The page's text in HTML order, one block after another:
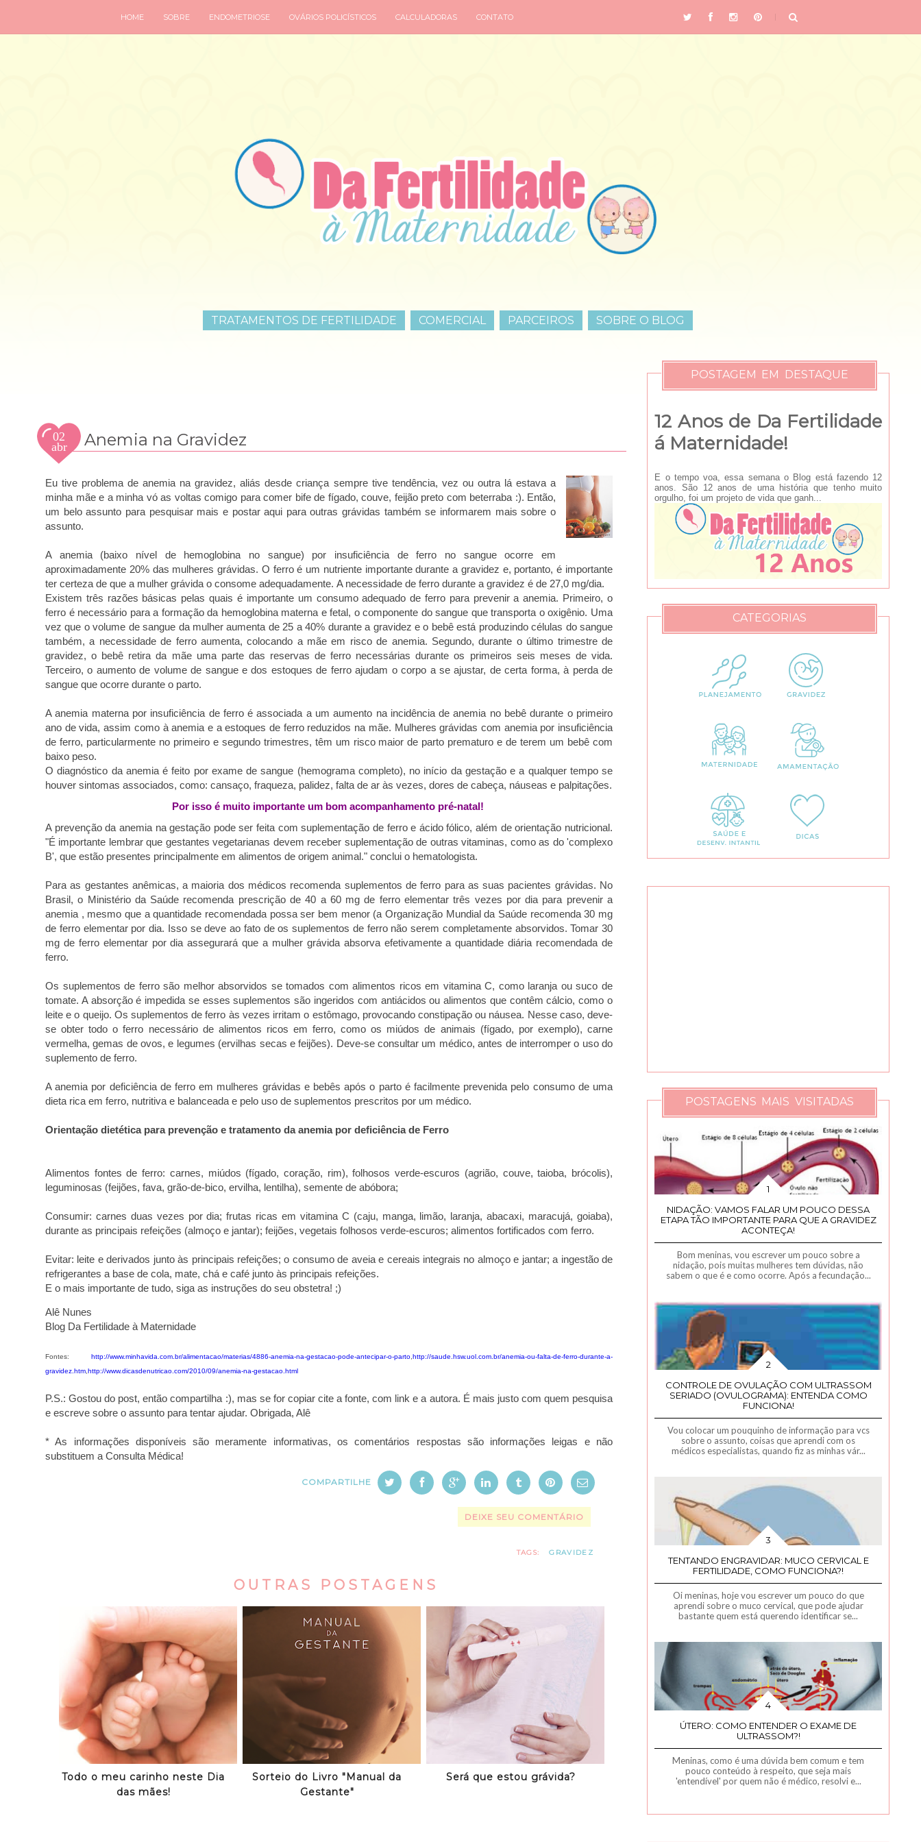
HOME SOBRE ENDOMETRIOSE OVÁRIOS POLICÍSTICOS CALCULADORAS CONTATO
TRATAMENTOS DE FERTILIDADE COMERCIAL PARCEIROS SOBRE O BLOG
02
abr
2015
Anemia na Gravidez
Eu tive problema de anemia na gravidez, aliás desde criança sempre tive tendência, vez ou outra lá estava a
minha mãe e a minha vó as voltas comigo para comer bife de fígado, couve, feijão preto com beterraba :). Então,
um belo assunto para pesquisar mais e postar aqui para outras grávidas também se informarem mais sobre o
assunto.
A anemia (baixo nível de hemoglobina no sangue) por insuficiência de ferro no sangue ocorre em
aproximadamente 20% das mulheres grávidas. O ferro é um nutriente importante durante a gravidez e, portanto, é importante
ter certeza de que a mulher grávida o consome adequadamente. A necessidade de ferro durante a gravidez é de 27,0 mg/dia.
Existem três razões básicas pelas quais é importante um consumo adequado de ferro para prevenir a anemia. Primeiro, o
ferro é necessário para a formação da hemoglobina materna e fetal, o componente do sangue que transporta o oxigênio. Uma
vez que o volume de sangue da mulher aumenta de 25 a 40% durante a gravidez e o bebê está produzindo células do sangue
também, a necessidade de ferro aumenta, colocando a mãe em risco de anemia. Segundo, durante o último trimestre de
gravidez, o bebê retira da mãe uma parte das reservas de ferro necessárias durante os primeiros seis meses de vida.
Terceiro, o aumento de volume de sangue e dos estoques de ferro ajudam o corpo a se ajustar, de certa forma, à perda de
sangue que ocorre durante o parto.
A anemia materna por insuficiência de ferro é associada a um aumento na incidência de anemia no bebê durante o primeiro
ano de vida, assim como à anemia e a estoques de ferro reduzidos na mãe. Mulheres grávidas com anemia por insuficiência
de ferro, particularmente no primeiro e segundo trimestres, têm um risco maior de parto prematuro e de terem um bebê com
baixo peso.
O diagnóstico da anemia é feito por exame de sangue (hemograma completo), no início da gestação e a qualquer tempo se
houver sintomas associados, como: cansaço, fraqueza, palidez, falta de ar às vezes, dores de cabeça, náuseas e palpitações.
Por isso é muito importante um bom acompanhamento pré-natal!
A prevenção da anemia na gestação pode ser feita com suplementação de ferro e ácido fólico, além de orientação nutricional.
"É importante lembrar que gestantes vegetarianas devem receber suplementação de outras vitaminas, como as do 'complexo
B', que estão presentes principalmente em alimentos de origem animal." conclui o hematologista.
Para as gestantes anêmicas, a maioria dos médicos recomenda suplementos de ferro para as suas pacientes grávidas. No
Brasil, o Ministério da Saúde recomenda prescrição de 40 a 60 mg de ferro elementar três vezes por dia para prevenir a
anemia , mesmo que a quantidade recomendada possa ser bem menor (a Organização Mundial da Saúde recomenda 30 mg
de ferro elementar por dia. Isso se deve ao fato de os suplementos de ferro não serem completamente absorvidos. Tomar 30
mg de ferro elementar por dia assegurará que a mulher grávida absorva efetivamente a quantidade diária recomendada de
ferro.
Os suplementos de ferro são melhor absorvidos se tomados com alimentos ricos em vitamina C, como laranja ou suco de
tomate. A absorção é impedida se esses suplementos são ingeridos com antiácidos ou alimentos que contêm cálcio, como o
leite e o queijo. Os suplementos de ferro às vezes irritam o estômago, provocando constipação ou náusea. Nesse caso, deve-
se obter todo o ferro necessário de alimentos ricos em ferro, como os miúdos de animais (fígado, por exemplo), carne
vermelha, gemas de ovos, e legumes (ervilhas secas e feijões). Deve-se consultar um médico, antes de interromper o uso do
suplemento de ferro.
A anemia por deficiência de ferro em mulheres grávidas e bebês após o parto é facilmente prevenida pelo consumo de uma
dieta rica em ferro, nutritiva e balanceada e pelo uso de suplementos prescritos por um médico.
Orientação dietética para prevenção e tratamento da anemia por deficiência de Ferro
Alimentos fontes de ferro: carnes, miúdos (fígado, coração, rim), folhosos verde-escuros (agrião, couve, taioba, brócolis),
leguminosas (feijões, fava, grão-de-bico, ervilha, lentilha), semente de abóbora;
Consumir: carnes duas vezes por dia; frutas ricas em vitamina C (caju, manga, limão, laranja, abacaxi, maracujá, goiaba),
durante as principais refeições (almoço e jantar); feijões, vegetais folhosos verde-escuros; alimentos fortificados com ferro.
Evitar: leite e derivados junto às principais refeições; o consumo de aveia e cereais integrais no almoço e jantar; a ingestão de
refrigerantes a base de cola, mate, chá e café junto às principais refeições.
E o mais importante de tudo, siga as instruções do seu obstetra! ;)
Alê Nunes
Blog Da Fertilidade à Maternidade
Fontes: http://www.minhavida.com.br/alimentacao/materias/4886-anemia-na-gestacao-pode-antecipar-o-parto http://saude.hsw.uol.com.br/anemia-ou-falta-de-ferro-durante-a-
gravidez.htm http://www.dicasdenutricao.com/2010/09/anemia-na-gestacao.html
P.S.: Gostou do post, então compartilha :), mas se for copiar cite a fonte, com link e a autora. É mais justo com quem pesquisa
e escreve sobre o assunto para tentar ajudar. Obrigada, Alê
* As informações disponíveis são meramente informativas, os comentários respostas são informações leigas e não
substituem a Consulta Médica!
COMPARTILHE
DEIXE SEU COMENTÁRIO
TAGS: GRAVIDEZ
OUTRAS POSTAGENS
Todo o meu carinho neste Dia
das mães!
Sorteio do Livro "Manual da
Gestante"
Será que estou grávida?
POSTAGEM EM DESTAQUE
12 Anos de Da Fertilidade
á Maternidade!
E o tempo voa, essa semana o Blog está fazendo 12
anos. São 12 anos de uma história que tenho muito
orgulho, foi um projeto de vida que ganh...
CATEGORIAS
POSTAGENS MAIS VISITADAS
NIDAÇÃO: VAMOS FALAR UM POUCO DESSA
ETAPA TÃO IMPORTANTE PARA QUE A GRAVIDEZ
ACONTEÇA!
Bom meninas, vou escrever um pouco sobre a
nidação, pois muitas mulheres tem dúvidas, não
sabem o que é e como ocorre. Após a fecundação...
CONTROLE DE OVULAÇÃO COM ULTRASSOM
SERIADO (OVULOGRAMA): ENTENDA COMO
FUNCIONA!
Vou colocar um pouquinho de informação para vcs
sobre o assunto, coisas que aprendi com os
médicos especialistas, quando fiz as minhas vár...
TENTANDO ENGRAVIDAR: MUCO CERVICAL E
FERTILIDADE, COMO FUNCIONA?!
Oi meninas, hoje vou escrever um pouco do que
aprendi sobre o muco cervical, que pode ajudar
bastante quem está querendo identificar se...
ÚTERO: COMO ENTENDER O EXAME DE
ULTRASSOM?!
Meninas, como é uma dúvida bem comum e tem
pouco conteúdo à respeito, que seja mais
'entendível' por quem não é médico, resolvi e...